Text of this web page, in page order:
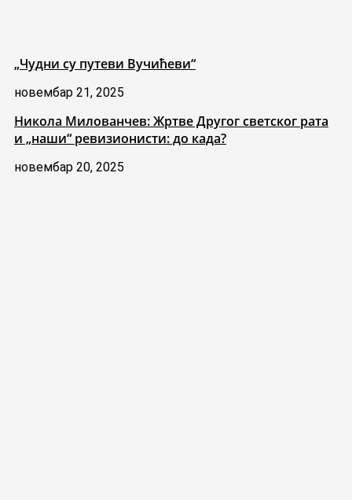
„Чудни су путеви Вучићеви“
новембар 21, 2025
Никола Милованчев: Жртве Другог светског рата
и „наши“ ревизионисти: до када?
новембар 20, 2025